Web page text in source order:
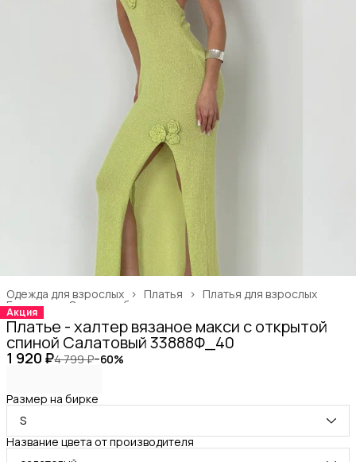
Платья для взрослых
Платья ›
Одежда для взрослых ›
Одежда, обувь и аксессуары
Главная ›
Акция
Платье - халтер вязаное макси с открытой
спиной Салатовый 33888Ф_40
1 920 ₽4 799 ₽−60%
Размер на бирке
S
Название цвета от производителя